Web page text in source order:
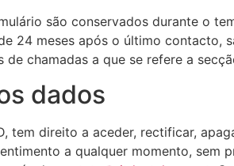
são conservados durante o
24 meses após o último contacto,
chamadas a que se refere a
dados
tem direito a aceder, rectificar,
a qualquer momento,